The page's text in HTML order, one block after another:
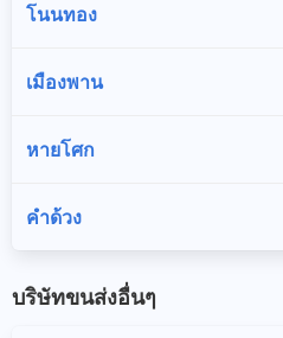
โนนทอง
เมืองพาน
หายโศก
คำด้วง
บริษัทขนส่งอื่นๆ